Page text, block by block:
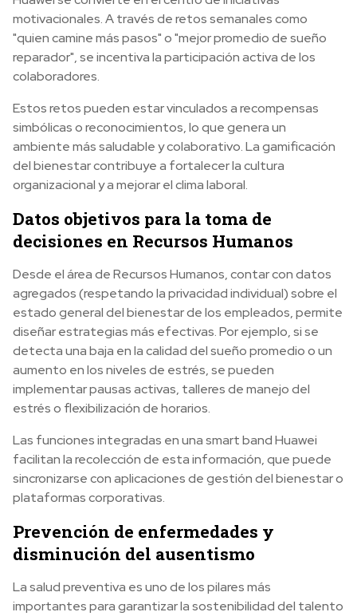
motivacionales. A través de retos semanales como
"quien camine más pasos" o "mejor promedio de sueño
reparador", se incentiva la participación activa de los
colaboradores.
Estos retos pueden estar vinculados a recompensas
simbólicas o reconocimientos, lo que genera un
ambiente más saludable y colaborativo. La gamificación
del bienestar contribuye a fortalecer la cultura
organizacional y a mejorar el clima laboral.
Datos objetivos para la toma de
decisiones en Recursos Humanos
Desde el área de Recursos Humanos, contar con datos
agregados (respetando la privacidad individual) sobre el
estado general del bienestar de los empleados, permite
diseñar estrategias más efectivas. Por ejemplo, si se
detecta una baja en la calidad del sueño promedio o un
aumento en los niveles de estrés, se pueden
implementar pausas activas, talleres de manejo del
estrés o flexibilización de horarios.
Las funciones integradas en una smart band Huawei
facilitan la recolección de esta información, que puede
sincronizarse con aplicaciones de gestión del bienestar o
plataformas corporativas.
Prevención de enfermedades y
disminución del ausentismo
La salud preventiva es uno de los pilares más
importantes para garantizar la sostenibilidad del talento